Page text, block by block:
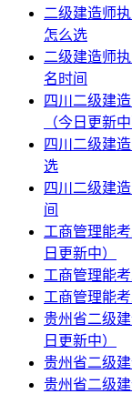
二级建造师
怎么选
二级建造师
名时间
四川二级建
（今日更新中
四川二级建
选
四川二级建
间
工商管理能
日更新中）
工商管理能
工商管理能
贵州省二级
日更新中）
贵州省二级
贵州省二级